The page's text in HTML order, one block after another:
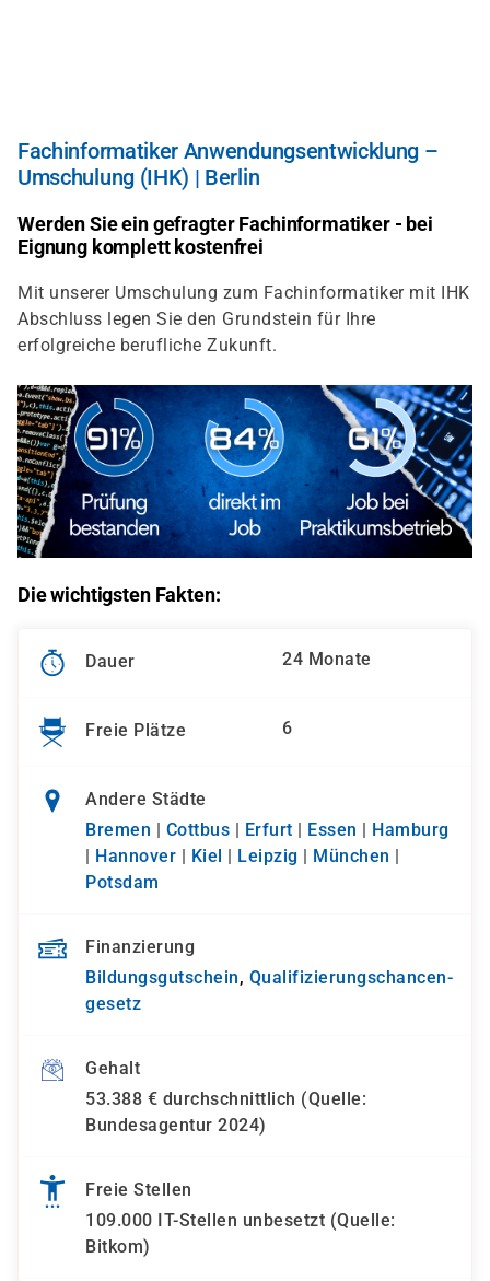
Fachinformatiker Anwendungsentwicklung –
Umschulung (IHK) | Berlin
Werden Sie ein gefragter Fachinformatiker - bei
Eignung komplett kostenfrei
Mit unserer Umschulung zum Fachinformatiker mit IHK
Abschluss legen Sie den Grundstein für Ihre
erfolgreiche berufliche Zukunft.
Die wichtigsten Fakten:
Dauer 24 Monate
Freie Plätze 6
Andere Städte
Bremen
Cottbus Erfurt Essen
Hamburg
Hannover Kiel Leipzig München
Potsdam
Finanzierung
Bildungsgutschein, Qualifizierungs­chancen­
gesetz
Gehalt
53.388 € durchschnittlich (Quelle:
Bundesagentur 2024)
Freie Stellen
109.000 IT-Stellen unbesetzt (Quelle:
Bitkom)